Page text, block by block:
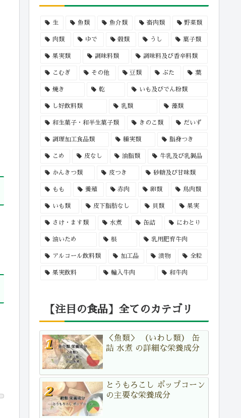
生 魚類 魚介類 畜肉類 野菜類
肉類 ゆで 穀類 うし 菓子類
果実類 調味料類 調味料及び香辛料類
こむぎ その他 豆類 ぶた 葉
焼き 乾 いも及びでん粉類
し好飲料類 乳類 藻類
和生菓子・和半生菓子類 きのこ類 だいず
調理加工食品類 種実類 脂身つき
こめ 皮なし 油脂類 牛乳及び乳製品
かんきつ類 皮つき 砂糖及び甘味類
もも 養殖 赤肉 卵類 鳥肉類
いも類 皮下脂肪なし 貝類 果実
さけ・ます類 水煮 缶詰 にわとり
油いため 根 乳用肥育牛肉
アルコール飲料類 加工品 漬物 全粒
果実飲料 輸入牛肉 和牛肉
【注目の食品】全てのカテゴリ
＜魚類＞ （いわし類） 缶
詰 水煮 の詳細な栄養成分
とうもろこし ポップコーン
の主要な栄養成分